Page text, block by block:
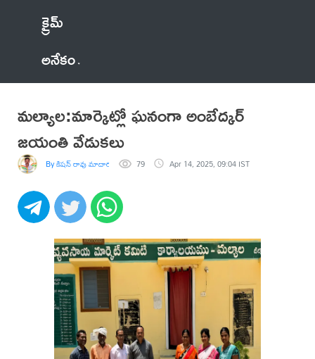
క్రైమ్
అనేకం
మల్యాల:మార్కెట్లో ఘనంగా అంబేద్కర్
జయంతి వేడుకలు
By కిషన్ రావు మాదారపు 79 Apr 14, 2025, 09:04 IST